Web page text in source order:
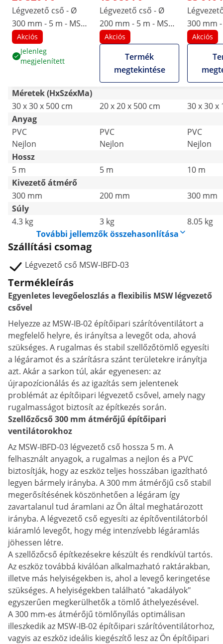
Légvezető cső - Ø
300 mm - 5 m - MSW-
IB-02 építőipari
ventilátorhoz
Akciós
Jelenleg
megjelenített
Légvezető cső - Ø
200 mm - 5 m - MSW-
IB-01 építőipari
ventilátorhoz
Akciós
Termék
megtekintése
300 mm
MSW-
Akciós
Méretek (HxSzéxMa)
30 x 30 x 500 cm
20 x 20 x 500 cm
30 x 30 x
Anyag
PVC
Nejlon
PVC
Nejlon
PVC
Nejlon
Hossz
5 m
5 m
10 m
Kivezető átmérő
300 mm
200 mm
300 mm
Súly
4.3 kg
3 kg
8.05 kg
További jellemzők összehasonlítása
Szállítási csomag
Légvezető cső MSW-IBFD-03
Termékleírás
Egyenletes levegőeloszlás a flexibilis MSW légvezető
csővel
Helyezze az MSW-IB-02 építőipari szárítóventilátort a
megfelelő helyre, és irányítsa a levegőt oda, ahová
szükséges. A rugalmas és stabil szellőzőtömlő egyesíti
a légáramot és a szárításra szánt területekre irányítja
azt. Akár a sarkon túl, akár egyenesen: az
újrapozícionálás és az igazítás sem jelentenek
problémát az építőipari légvezető csővel, amely nagy
rugalmasságot biztosít az építkezés során.
Szellőzőcső 300 mm átmérőjű építőipari
ventilátorokhoz
Az MSW-IBFD-03 légvezető cső hossza 5 m. A
felhasznált anyagok, a rugalmas a nejlon és a PVC
biztosítják, hogy az eszköz teljes hosszában igazítható
legyen bármely irányba. A 300 mm átmérőjű cső stabil
megerősítésének köszönhetően a légáram így
zavartalanul tud áramlani az Ön által meghatározott
irányba. A légvezető cső egyesíti az építőventilátorból
kiáramló levegőt, hogy még intenzívebb légáramlás
jöhessen létre.
A szellőzőcső építkezésekre készült és rendkívül tartós.
Az eszköz továbbá kiválóan alkalmazható raktárakban,
illetve más helyiségekben is, ahol a levegő keringetése
szükséges. A helyiségekben található "akadályok"
egyszerűen megkerülhetők a tömlő áthelyezésével.
A 300 mm-es átmérőjű tömlőnyílás optimálisan
illeszkedik az MSW-IB-02 építőipari szárítóventilátorhoz,
vagyis az eszköz ideális kiegészítő lesz az Ön építőipari